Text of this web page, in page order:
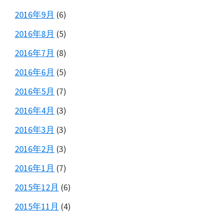
2016年9月 (6)
2016年8月 (5)
2016年7月 (8)
2016年6月 (5)
2016年5月 (7)
2016年4月 (3)
2016年3月 (3)
2016年2月 (3)
2016年1月 (7)
2015年12月 (6)
2015年11月 (4)